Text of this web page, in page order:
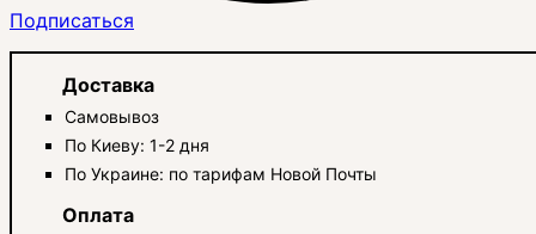
Подписаться
Доставка
Самовывоз
По Киеву: 1-2 дня
По Украине: по тарифам Новой Почты
Оплата